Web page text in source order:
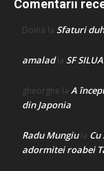
Comentarii
Doina la Sfaturi
amaladla SF
gheorghe la A
din Japonia
Radu Mungiula
adormitei roabei